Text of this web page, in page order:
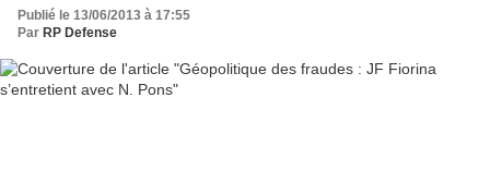
Publié le 13/06/2013 à 17:55
Par RP Defense